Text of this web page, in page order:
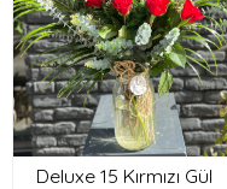
Deluxe 15 Kırmızı Gül